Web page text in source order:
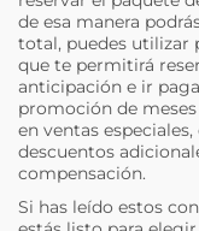
de esa manera
total, puedes utilizar
que te permitirá
anticipación e ir
promoción de
en ventas
descuentos
compensación.
Si has leído estos